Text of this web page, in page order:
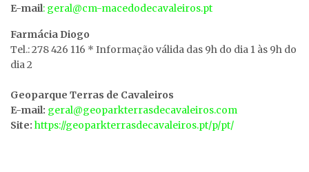
E-mail: geral@cm-macedodecavaleiros.pt
Farmácia Diogo
Tel.: 278 426 116 * Informação válida das 9h do dia 1 às 9h do
dia 2
Geoparque Terras de Cavaleiros
E-mail: geral@geoparkterrasdecavaleiros.com
Site: https://geoparkterrasdecavaleiros.pt/p/pt/